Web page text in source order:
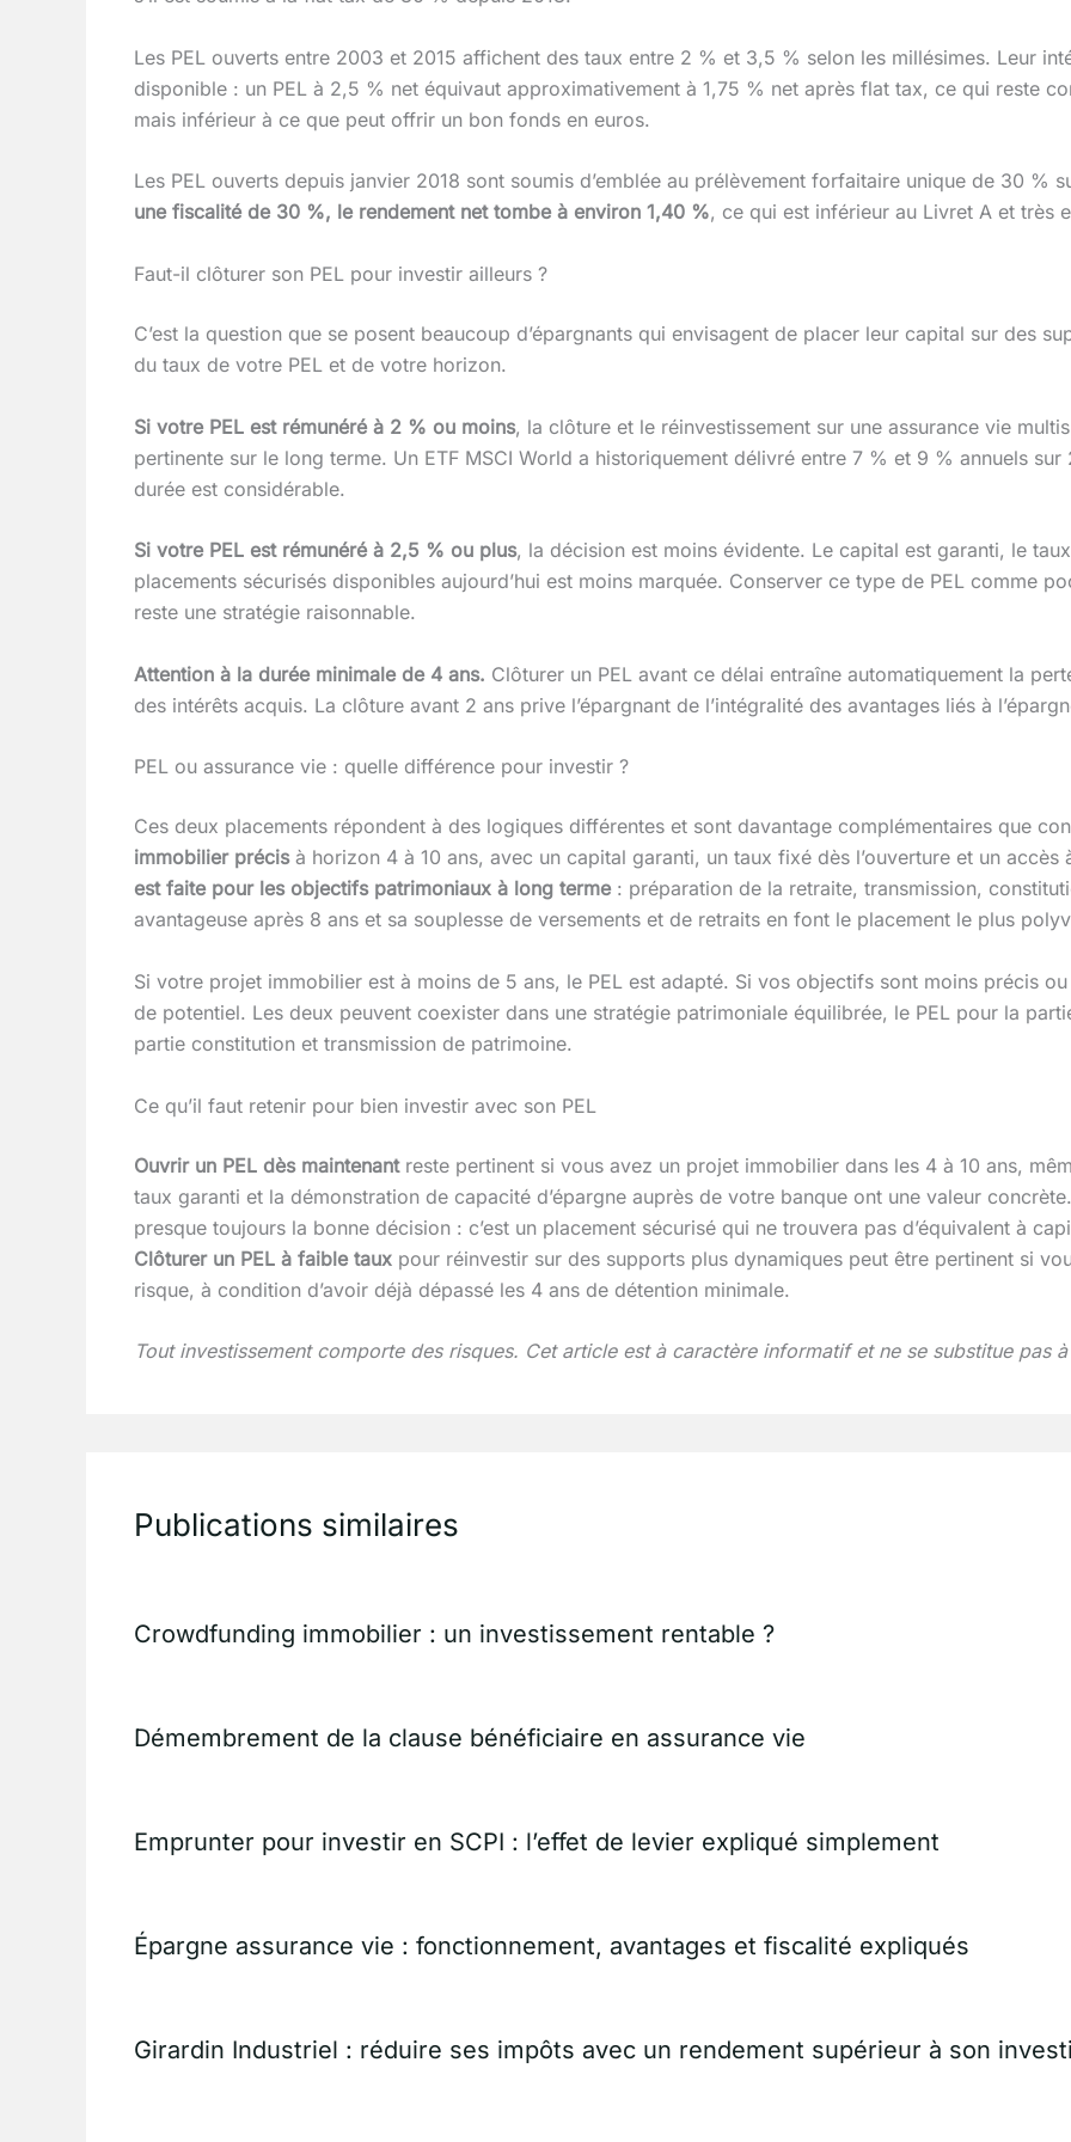
Les PEL ouverts entre 2003 et 2015 affichent des taux entre 2 % et 3,5 % selon les millésimes. Leur
disponible : un PEL à 2,5 % net équivaut approximativement à 1,75 % net après flat tax, ce qui reste
mais inférieur à ce que peut offrir un bon fonds en euros.
Les PEL ouverts depuis janvier 2018 sont soumis d’emblée au prélèvement forfaitaire unique de 30 %
une fiscalité de 30 %, le rendement net tombe à environ 1,40 %, ce qui est inférieur au Livret A et très
Faut-il clôturer son PEL pour investir ailleurs ?
C’est la question que se posent beaucoup d’épargnants qui envisagent de placer leur capital sur des
du taux de votre PEL et de votre horizon.
Si votre PEL est rémunéré à 2 % ou moins, la clôture et le réinvestissement sur une assurance vie
pertinente sur le long terme. Un ETF MSCI World a historiquement délivré entre 7 % et 9 % annuels
durée est considérable.
Si votre PEL est rémunéré à 2,5 % ou plus, la décision est moins évidente. Le capital est garanti, le
placements sécurisés disponibles aujourd’hui est moins marquée. Conserver ce type de PEL comme
reste une stratégie raisonnable.
Attention à la durée minimale de 4 ans. Clôturer un PEL avant ce délai entraîne automatiquement la
des intérêts acquis. La clôture avant 2 ans prive l’épargnant de l’intégralité des avantages liés à
PEL ou assurance vie : quelle différence pour investir ?
Ces deux placements répondent à des logiques différentes et sont davantage complémentaires que
immobilier précisà horizon 4 à 10 ans, avec un capital garanti, un taux fixé dès l’ouverture et un
est faite pour les objectifs patrimoniaux à long terme: préparation de la retraite, transmission,
avantageuse après 8 ans et sa souplesse de versements et de retraits en font le placement le plus
Si votre projet immobilier est à moins de 5 ans, le PEL est adapté. Si vos objectifs sont moins précis
de potentiel. Les deux peuvent coexister dans une stratégie patrimoniale équilibrée, le PEL pour la
partie constitution et transmission de patrimoine.
Ce qu’il faut retenir pour bien investir avec son PEL
Ouvrir un PEL dès maintenantreste pertinent si vous avez un projet immobilier dans les 4 à 10 ans,
taux garanti et la démonstration de capacité d’épargne auprès de votre banque ont une valeur
presque toujours la bonne décision : c’est un placement sécurisé qui ne trouvera pas d’équivalent à
Clôturer un PEL à faible taux pour réinvestir sur des supports plus dynamiques peut être pertinent si
risque, à condition d’avoir déjà dépassé les 4 ans de détention minimale.
Tout investissement comporte des risques. Cet article est à caractère informatif et ne se substitue pas
Publications similaires
Crowdfunding immobilier : un investissement rentable ?
Démembrement de la clause bénéficiaire en assurance vie
Emprunter pour investir en SCPI : l’effet de levier expliqué simplement
Épargne assurance vie : fonctionnement, avantages et fiscalité expliqués
Girardin Industriel : réduire ses impôts avec un rendement supérieur à son